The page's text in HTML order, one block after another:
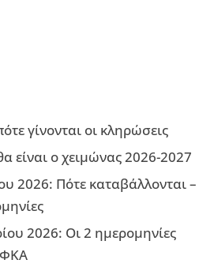
γίνονται οι κληρώσεις
είναι ο χειμώνας 2026-2027
2026: Πότε καταβάλλονται –
2026: Οι 2 ημερομηνίες